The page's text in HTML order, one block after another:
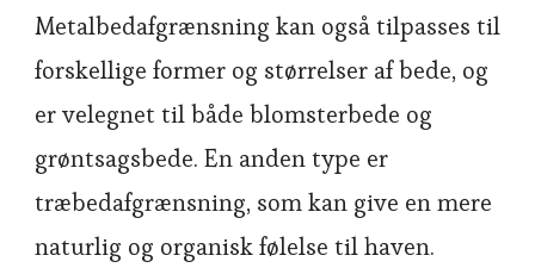
Metalbedafgrænsning kan også tilpasses til
forskellige former og størrelser af bede, og
er velegnet til både blomsterbede og
grøntsagsbede. En anden type er
træbedafgrænsning, som kan give en mere
naturlig og organisk følelse til haven.